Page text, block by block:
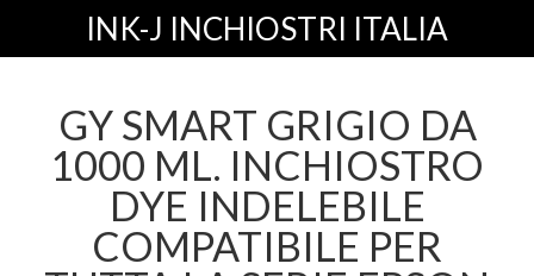
INK-J INCHIOSTRI ITALIA
GY SMART GRIGIO DA
1000 ML. INCHIOSTRO
DYE INDELEBILE
COMPATIBILE PER